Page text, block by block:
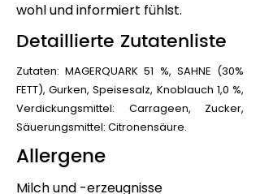
wohl und informiert fühlst.
Detaillierte Zutatenliste
Zutaten: MAGERQUARK 51 %, SAHNE (30%
FETT), Gurken, Speisesalz, Knoblauch 1,0 %,
Verdickungsmittel: Carrageen, Zucker,
Säuerungsmittel: Citronensäure.
Allergene
Milch und -erzeugnisse